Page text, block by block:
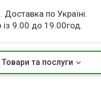
Доставка по Україні.
9.00 до 19.00год.
Товари та послуги